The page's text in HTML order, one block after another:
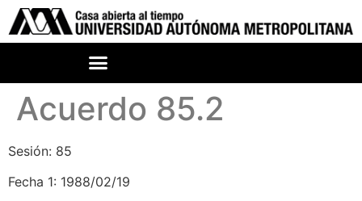
Acuerdo 85.2
Sesión: 85
Fecha 1: 1988/02/19